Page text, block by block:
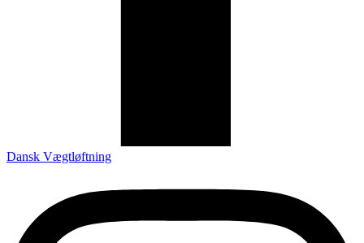
Dansk Vægtløftning